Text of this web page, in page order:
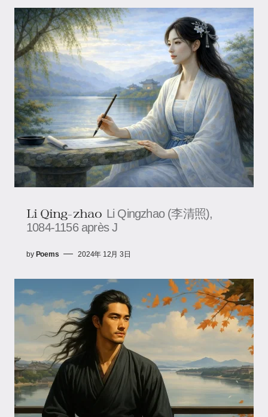
Li Qing-zhao Li Qingzhao (李清照),
1084-1156 après J
by Poems 2024年 12月 3日